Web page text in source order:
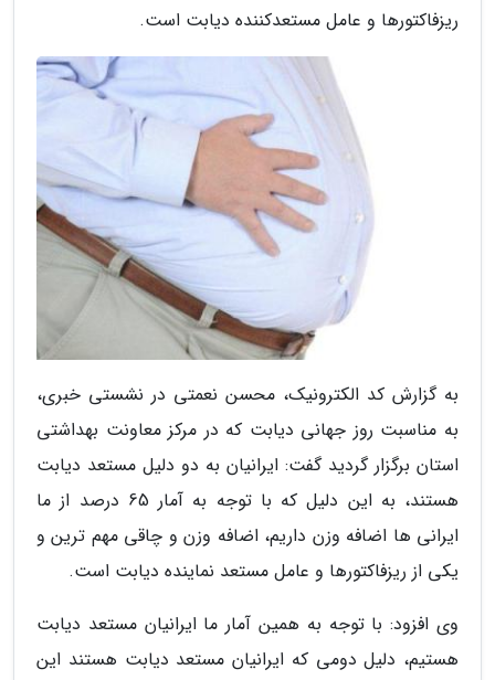
ریزفاکتورها و عامل مستعدکننده دیابت است.
به گزارش کد الکترونیک، محسن نعمتی در نشستی خبری،
به مناسبت روز جهانی دیابت که در مرکز معاونت بهداشتی
استان برگزار گردید گفت: ایرانیان به دو دلیل مستعد دیابت
هستند، به این دلیل که با توجه به آمار 65 درصد از ما
ایرانی ها اضافه وزن داریم، اضافه وزن و چاقی مهم ترین و
یکی از ریزفاکتورها و عامل مستعد نماینده دیابت است.
وی افزود: با توجه به همین آمار ما ایرانیان مستعد دیابت
هستیم، دلیل دومی که ایرانیان مستعد دیابت هستند این